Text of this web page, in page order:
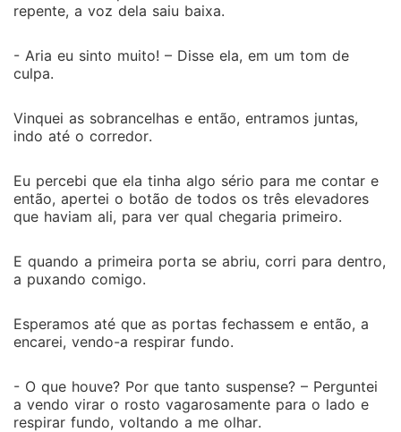
repente, a voz dela saiu baixa.
- Aria eu sinto muito! – Disse ela, em um tom de
culpa.
Vinquei as sobrancelhas e então, entramos juntas,
indo até o corredor.
Eu percebi que ela tinha algo sério para me contar e
então, apertei o botão de todos os três elevadores
que haviam ali, para ver qual chegaria primeiro.
E quando a primeira porta se abriu, corri para dentro,
a puxando comigo.
Esperamos até que as portas fechassem e então, a
encarei, vendo-a respirar fundo.
- O que houve? Por que tanto suspense? – Perguntei
a vendo virar o rosto vagarosamente para o lado e
respirar fundo, voltando a me olhar.